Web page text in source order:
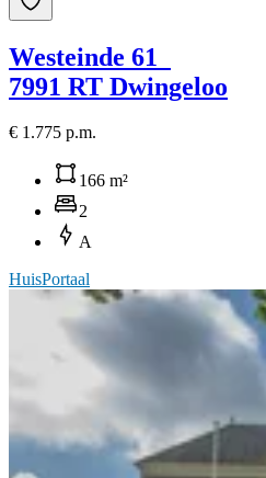
Westeinde 61
7991 RT Dwingeloo
€ 1.775 p.m.
166 m²
2
A
HuisPortaal